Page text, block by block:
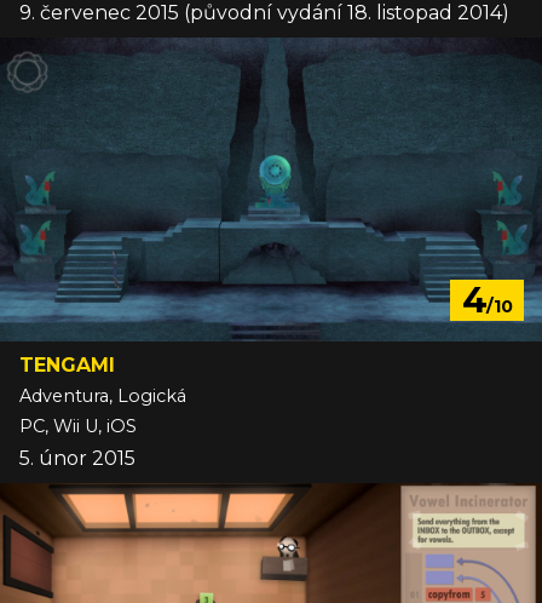
9. červenec 2015 (původní vydání 18. listopad 2014)
4/10
TENGAMI
Adventura, Logická
PC, Wii U, iOS
5. únor 2015